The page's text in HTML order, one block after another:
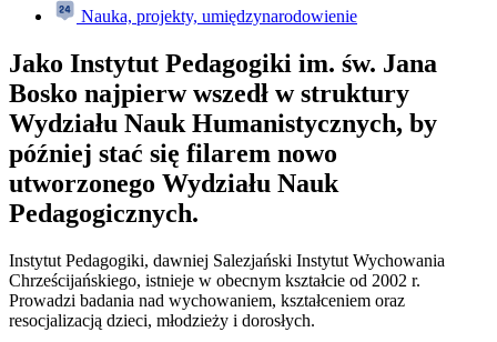
Nauka, projekty, umiędzynarodowienie
Jako Instytut Pedagogiki im. św. Jana
Bosko najpierw wszedł w struktury
Wydziału Nauk Humanistycznych, by
później stać się filarem nowo
utworzonego Wydziału Nauk
Pedagogicznych.
Instytut Pedagogiki, dawniej Salezjański Instytut Wychowania
Chrześcijańskiego, istnieje w obecnym kształcie od 2002 r.
Prowadzi badania nad wychowaniem, kształceniem oraz
resocjalizacją dzieci, młodzieży i dorosłych.